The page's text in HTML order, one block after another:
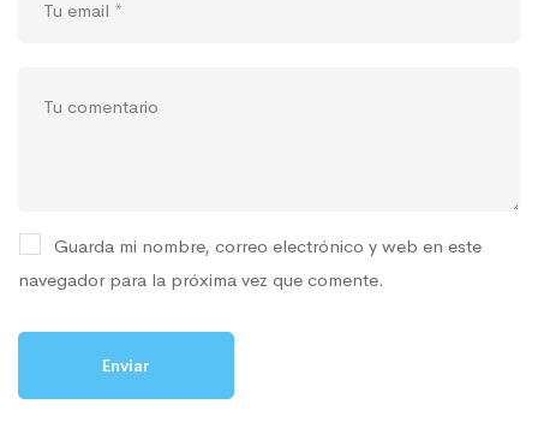
Guarda mi nombre, correo electrónico y web en este
navegador para la próxima vez que comente.